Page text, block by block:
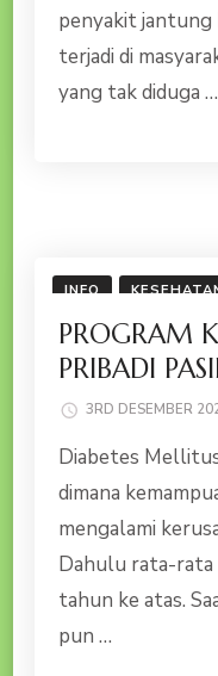
penyakit
terjadi di
yang tak diduga …
Baca
INFO
PROGRAM
PRIBADI
3RD DESEMBER
Diabetes
dimana
mengalami
Dahulu rata-rata
tahun ke atas.
pun …